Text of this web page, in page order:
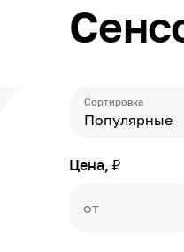
Сортировка
Популярные
Цена, ₽